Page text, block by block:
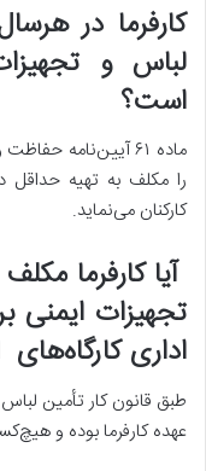
کارفرما در
لباس و
است؟
ماده ۶۱ آیین‌نامه
را مکلف به تهیه
کارکنان می‌نماید.
آیا کارفرما
تجهیزات ایمنی
اداری
طبق قانون کار تأمین لباس
عهده کارفرما بوده و